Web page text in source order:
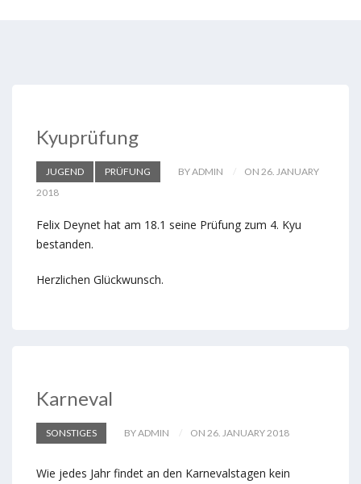
Kyuprüfung
JUGEND PRÜFUNG BY ADMIN
ON 26. JANUARY
2018
Felix Deynet hat am 18.1 seine Prüfung zum 4. Kyu
bestanden.
Herzlichen Glückwunsch.
Karneval
SONSTIGES BY ADMIN ON 26. JANUARY 2018
Wie jedes Jahr findet an den Karnevalstagen kein